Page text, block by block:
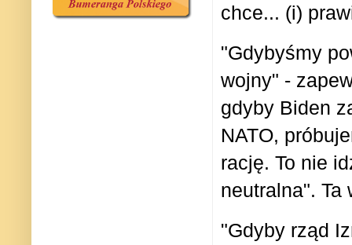
chce... (i)
"Gdybyśmy
wojny" -
gdyby Biden
NATO,
rację. To nie
neutralna". Ta
"Gdyby rząd